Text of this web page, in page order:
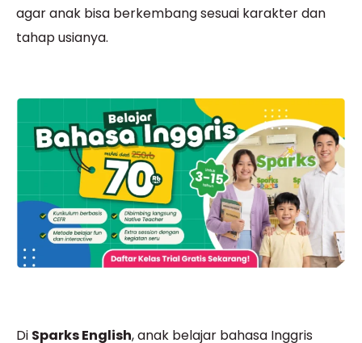
agar anak bisa berkembang sesuai karakter dan
tahap usianya.
Di Sparks English, anak belajar bahasa Inggris